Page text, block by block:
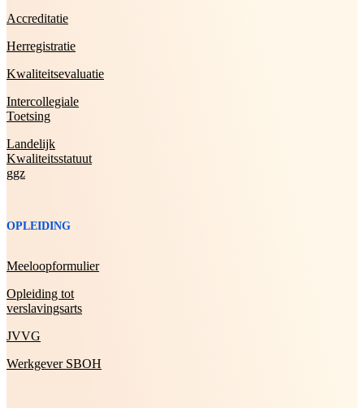
Accreditatie
Herregistratie
Kwaliteitsevaluatie
Intercollegiale
Toetsing
Landelijk
Kwaliteitsstatuut
ggz
OPLEIDING
Meeloopformulier
Opleiding tot
verslavingsarts
JVVG
Werkgever SBOH